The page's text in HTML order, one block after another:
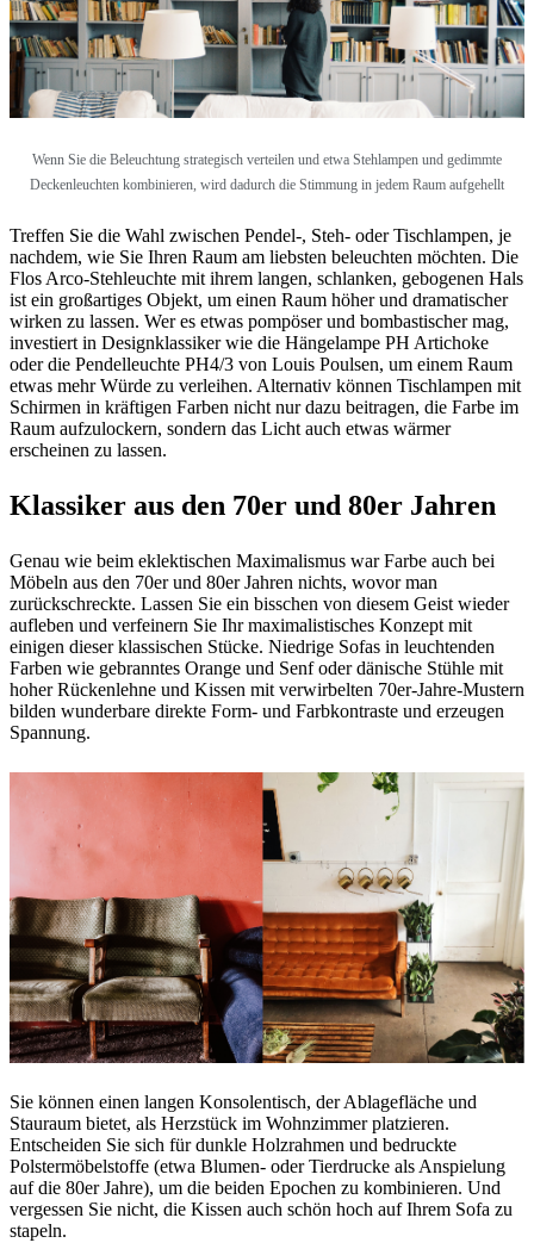
Wenn Sie die Beleuchtung strategisch verteilen und etwa Stehlampen und gedimmte
Deckenleuchten kombinieren, wird dadurch die Stimmung in jedem Raum aufgehellt
Treffen Sie die Wahl zwischen Pendel-, Steh- oder Tischlampen, je
nachdem, wie Sie Ihren Raum am liebsten beleuchten möchten. Die
Flos Arco-Stehleuchte mit ihrem langen, schlanken, gebogenen Hals
ist ein großartiges Objekt, um einen Raum höher und dramatischer
wirken zu lassen. Wer es etwas pompöser und bombastischer mag,
investiert in Designklassiker wie die Hängelampe PH Artichoke
oder die Pendelleuchte PH4/3 von Louis Poulsen, um einem Raum
etwas mehr Würde zu verleihen. Alternativ können Tischlampen mit
Schirmen in kräftigen Farben nicht nur dazu beitragen, die Farbe im
Raum aufzulockern, sondern das Licht auch etwas wärmer
erscheinen zu lassen.
Klassiker aus den 70er und 80er Jahren
Genau wie beim eklektischen Maximalismus war Farbe auch bei
Möbeln aus den 70er und 80er Jahren nichts, wovor man
zurückschreckte. Lassen Sie ein bisschen von diesem Geist wieder
aufleben und verfeinern Sie Ihr maximalistisches Konzept mit
einigen dieser klassischen Stücke. Niedrige Sofas in leuchtenden
Farben wie gebranntes Orange und Senf oder dänische Stühle mit
hoher Rückenlehne und Kissen mit verwirbelten 70er-Jahre-Mustern
bilden wunderbare direkte Form- und Farbkontraste und erzeugen
Spannung.
Sie können einen langen Konsolentisch, der Ablagefläche und
Stauraum bietet, als Herzstück im Wohnzimmer platzieren.
Entscheiden Sie sich für dunkle Holzrahmen und bedruckte
Polstermöbelstoffe (etwa Blumen- oder Tierdrucke als Anspielung
auf die 80er Jahre), um die beiden Epochen zu kombinieren. Und
vergessen Sie nicht, die Kissen auch schön hoch auf Ihrem Sofa zu
stapeln.